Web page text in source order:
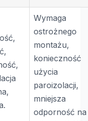
Wymaga
ostrożnego
montażu,
konieczność
użycia
paroizolacji,
mniejsza
odporność na